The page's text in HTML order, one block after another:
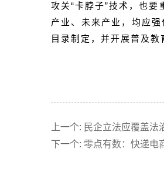
攻关“卡脖子”技术，也
产业、未来产业，均应
目录制定，并开展普及
上一个: 民企立法应覆盖法
下一个: 零点有数：快递电